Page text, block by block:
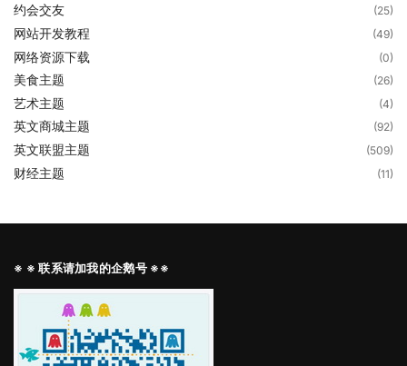
约会交友 (25)
网站开发教程 (49)
网络资源下载 (0)
美食主题 (26)
艺术主题 (4)
英文商城主题 (92)
英文联盟主题 (509)
财经主题 (11)
※ ※ 联系请加我的企鹅号 ※※